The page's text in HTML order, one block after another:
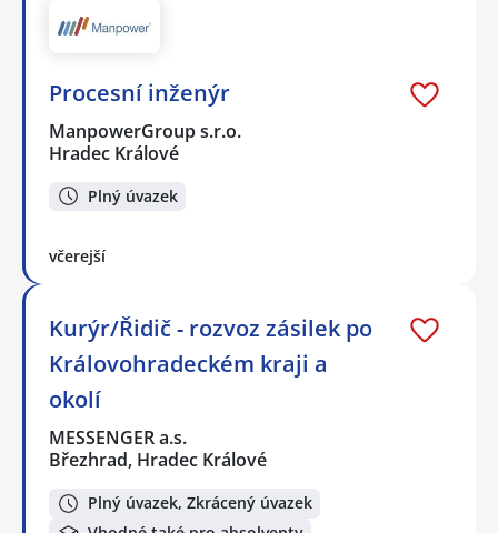
Procesní inženýr
ManpowerGroup s.r.o.
Hradec Králové
Plný úvazek
včerejší
Kurýr/Řidič - rozvoz zásilek po
Královohradeckém kraji a
okolí
MESSENGER a.s.
Březhrad, Hradec Králové
Plný úvazek, Zkrácený úvazek